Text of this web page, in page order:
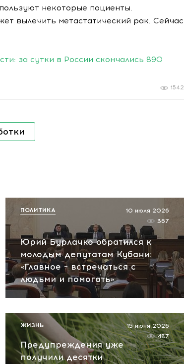
некоторые пациенты.
вылечить метастатический рак. Сейчас
за сутки в России скончались 890
1542
Юрий Бурлачко обратился к
молодым депутатам Кубани:
«Главное – встречаться с
людьми и помогать»
10 июля 2026
367
ПОЛИТИКА
Предупреждения уже
получили десятки
15 июня 2026
487
ЖИЗНЬ